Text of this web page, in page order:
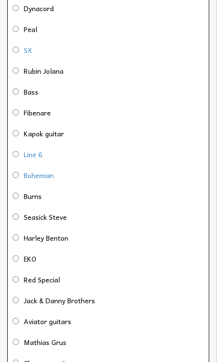
Dynacord
Peal
SX
Rubin Jolana
Bass
Fibenare
Kapok guitar
Line 6
Bohemian
Burns
Seasick Steve
Harley Benton
EKO
Red Special
Jack & Danny Brothers
Aviator guitars
Mathias Grus